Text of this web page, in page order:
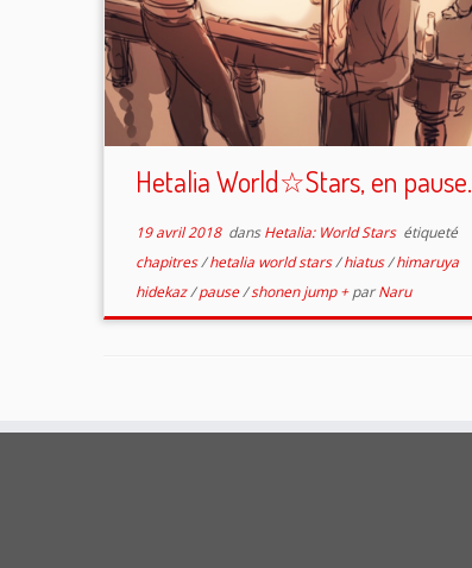
Hetalia World☆Stars, en pause.
19 avril 2018dansHetalia: World Stars étiqueté
chapitres/hetalia world stars/hiatus/himaruya
hidekaz/pause/shonen jump +parNaru